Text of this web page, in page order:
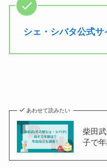
シェ・シバタ公式サ
あわせて読みたい
柴田
子で